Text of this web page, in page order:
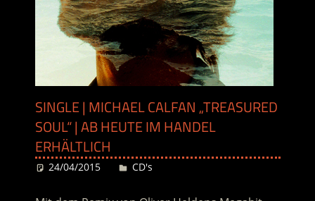
SINGLE | MICHAEL CALFAN „TREASURED
SOUL“ | AB HEUTE IM HANDEL
ERHÄLTLICH
24/04/2015 Desiree
CD's